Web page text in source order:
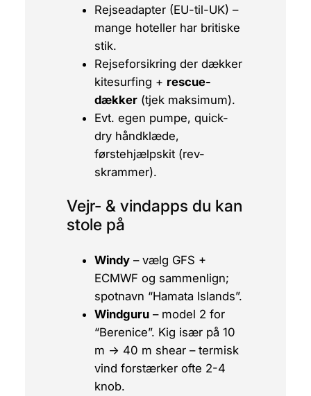
Rejseadapter (EU-til-UK) –
mange hoteller har britiske
stik.
Rejseforsikring der dækker
kitesurfing + rescue-
dækker(tjek maksimum).
Evt. egen pumpe, quick-
dry håndklæde,
førstehjælpskit (rev-
skrammer).
Vejr- & vindapps du kan
stole på
Windy– vælg GFS +
ECMWF og sammenlign;
spotnavn “Hamata Islands”.
Windguru– model 2 for
“Berenice”. Kig især på 10
m → 40 m shear – termisk
vind forstærker ofte 2-4
knob.